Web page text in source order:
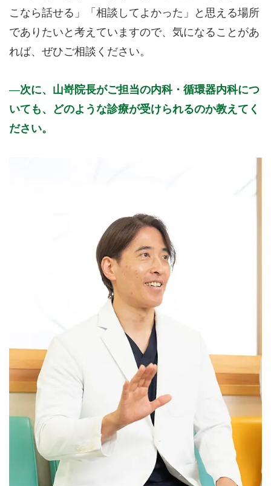
こなら話せる」「相談してよかった」と思える場所
でありたいと考えていますので、気になることがあ
れば、ぜひご相談ください。
次に、山嵜院長がご担当の内科・循環器内科につ
いても、どのような診療が受けられるのか教えてく
ださい。